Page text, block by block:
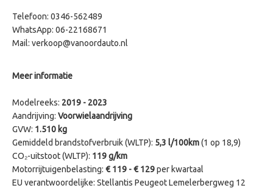
Telefoon: 0346-562489
WhatsApp: 06-22168671
Mail: verkoop@vanoordauto.nl
Meer informatie
Modelreeks: 2019 - 2023
Aandrijving: Voorwielaandrijving
GVW: 1.510 kg
Gemiddeld brandstofverbruik (WLTP): 5,3 l/100km(1 op 18,9)
CO₂-uitstoot (WLTP): 119 g/km
Motorrijtuigenbelasting: € 119 - € 129per kwartaal
EU verantwoordelijke: Stellantis Peugeot Lemelerbergweg 12